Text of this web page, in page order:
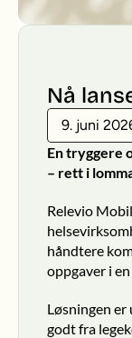
Nå
9. juni
En tryggere
– rett i
Relevio
håndtere
oppgaver i
Løsningen
godt fra